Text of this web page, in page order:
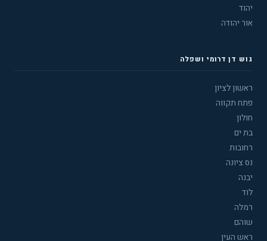
יהוד
אור יהודה
גוש דן דרומי ושפלה
ראשון לציון
פתח תקווה
חולון
בת ים
רחובות
נס ציונה
יבנה
לוד
רמלה
שוהם
ראש העין